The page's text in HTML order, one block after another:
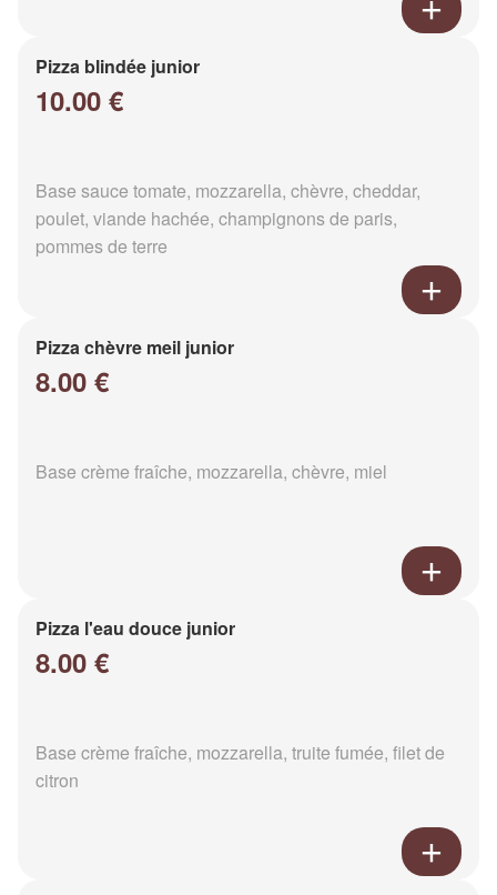
Pizza blindée junior
10.00 €
Base sauce tomate, mozzarella, chèvre, cheddar,
poulet, viande hachée, champignons de paris,
pommes de terre
Pizza chèvre meil junior
8.00 €
Base crème fraîche, mozzarella, chèvre, miel
Pizza l'eau douce junior
8.00 €
Base crème fraîche, mozzarella, truite fumée, filet de
citron